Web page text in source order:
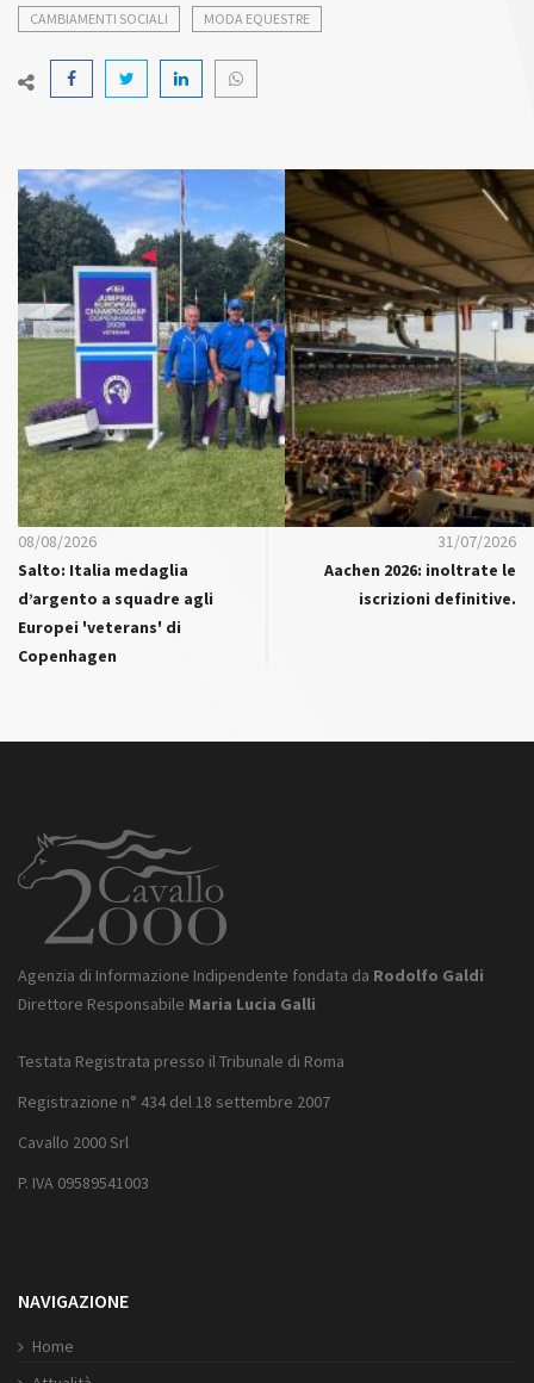
CAMBIAMENTI SOCIALI MODA EQUESTRE
08/08/2026
Salto: Italia medaglia
d’argento a squadre agli
Europei 'veterans' di
Copenhagen
31/07/2026
Aachen 2026: inoltrate le
iscrizioni definitive.
Agenzia di Informazione Indipendente fondata da Rodolfo Galdi
Direttore Responsabile Maria Lucia Galli
Testata Registrata presso il Tribunale di Roma
Registrazione n° 434 del 18 settembre 2007
Cavallo 2000 Srl
P. IVA 09589541003
NAVIGAZIONE
Home